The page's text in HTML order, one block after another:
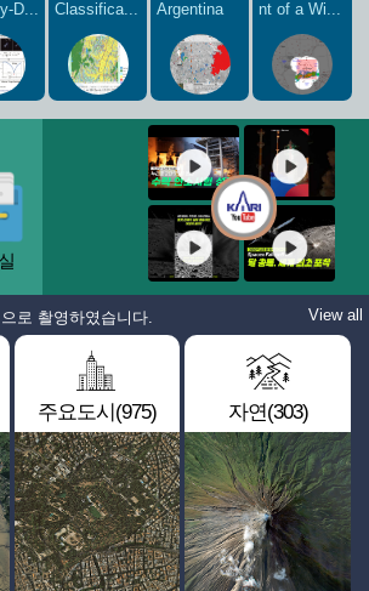
D...
Classifica...
Argentina
nt of a Wi...
로 촬영하였습니다. View all
주요도시(975) 자연(303)